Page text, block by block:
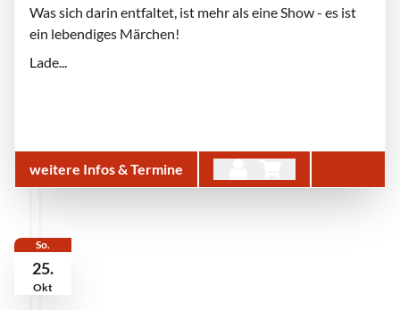
Was sich darin entfaltet, ist mehr als eine Show - es ist
ein lebendiges Märchen!
Lade...
weitere Infos & Termine
So.
25.
Okt